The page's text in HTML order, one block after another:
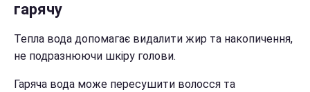
гарячу
Тепла вода допомагає видалити жир та накопичення,
не подразнюючи шкіру голови.
Гаряча вода може пересушити волосся та